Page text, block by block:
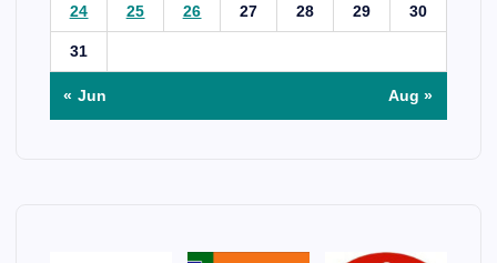
24 25 26 27 28 29 30
31
« Jun Aug »